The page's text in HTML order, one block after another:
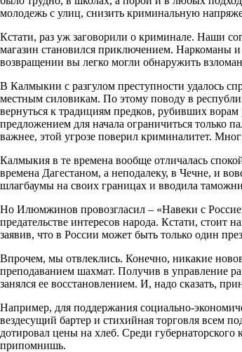
молодежь с улиц, снизить криминальную
Кстати, раз уж заговорили о криминале. Наши
магазин становился приключением. Наркоманы
возвращении вы легко могли обнаружить
В Калмыкии с разгулом преступности удалось
местным силовикам. По этому поводу в
вернуться к традициям предков, рубивших
предложением для начала ограничиться только
важнее, этой угрозе поверил криминалитет.
Калмыкия в те времена вообще отличалась
времена Дагестаном, а неподалеку, в Чечне, и
шлагбаумы на своих границах и вводила
Но Илюмжинов провозгласил – «Навеки с
предательстве интересов народа. Кстати,
заявив, что в России может быть только один
Впрочем, мы отвлеклись. Конечно, никакие
преподаванием шахмат. Получив в управление
занялся ее восстановлением. И, надо сказать,
Например, для поддержания социально-
вездесущий бартер и стихийная торговля всем
дотировал цены на хлеб. Среди
припомнишь.